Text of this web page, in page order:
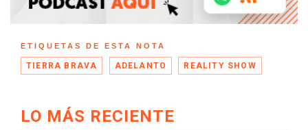
ETIQUETAS DE ESTA NOTA
TIERRA BRAVA ADELANTO REALITY SHOW
LO MÁS RECIENTE